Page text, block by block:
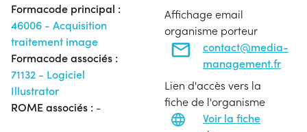
Formacode principal :
46006 - Acquisition
traitement image
Formacode associés :
71132 - Logiciel
Illustrator
ROME associés : -
Affichage email
organisme porteur
contact@media-
management.fr
Lien d'accès vers la
fiche de l'organisme
Voir la fiche